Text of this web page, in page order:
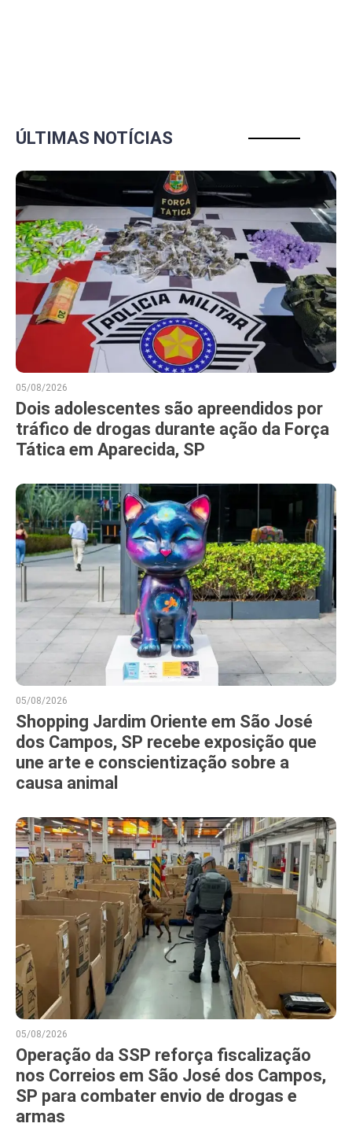
ÚLTIMAS NOTÍCIAS
05/08/2026
Dois adolescentes são apreendidos por
tráfico de drogas durante ação da Força
Tática em Aparecida, SP
05/08/2026
Shopping Jardim Oriente em São José
dos Campos, SP recebe exposição que
une arte e conscientização sobre a
causa animal
05/08/2026
Operação da SSP reforça fiscalização
nos Correios em São José dos Campos,
SP para combater envio de drogas e
armas